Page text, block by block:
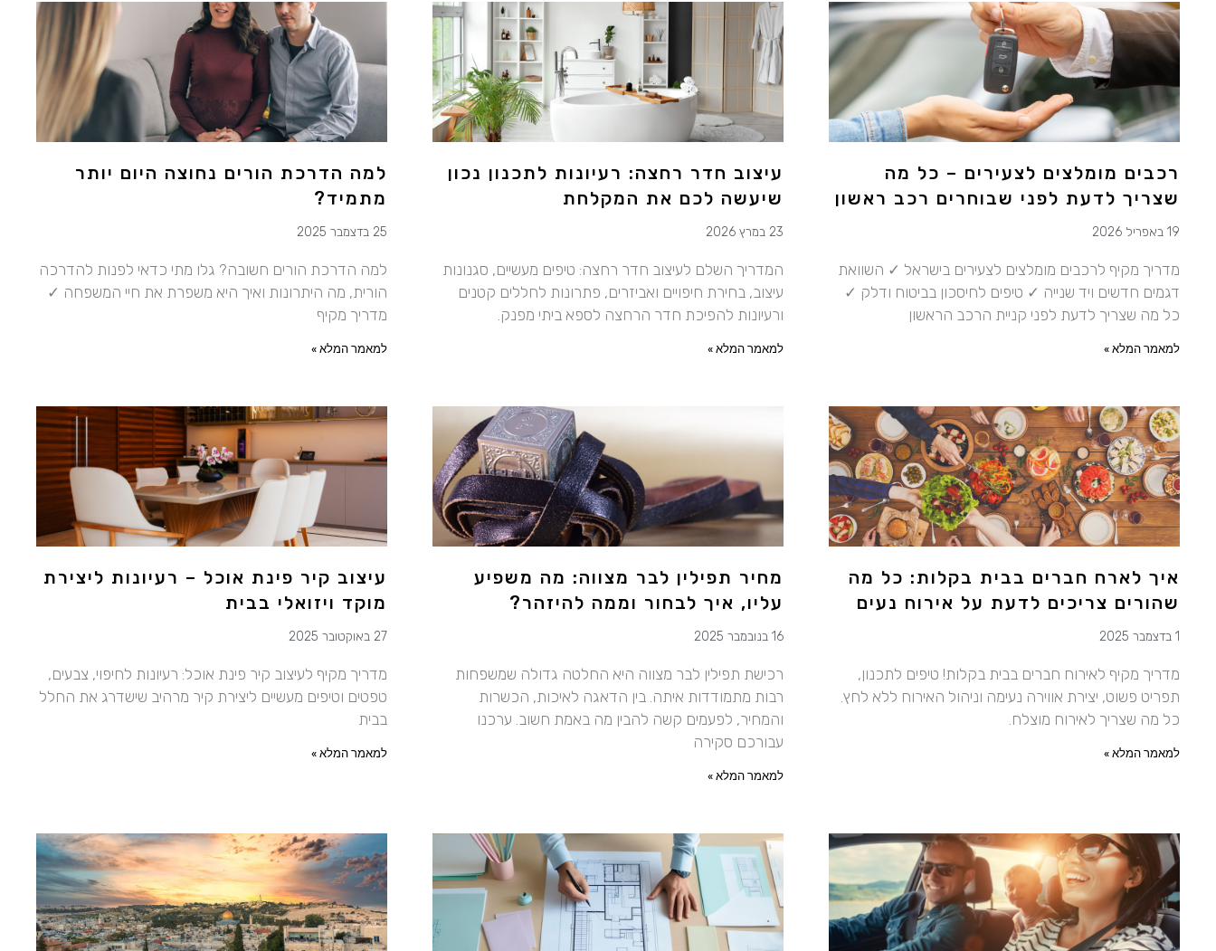
רכבים מומלצים לצעירים – כל מה
שצריך לדעת לפני שבוחרים רכב ראשון
19 באפריל 2026
מדריך מקיף לרכבים מומלצים לצעירים בישראל ✓ השוואת
דגמים חדשים ויד שנייה ✓ טיפים לחיסכון בביטוח ודלק ✓
כל מה שצריך לדעת לפני קניית הרכב הראשון
למאמר המלא »
עיצוב חדר רחצה: רעיונות לתכנון נכון
שיעשה לכם את המקלחת
23 במרץ 2026
המדריך השלם לעיצוב חדר רחצה: טיפים מעשיים, סגנונות
עיצוב, בחירת חיפויים ואביזרים, פתרונות לחללים קטנים
ורעיונות להפיכת חדר הרחצה לספא ביתי מפנק.
למאמר המלא »
למה הדרכת הורים נחוצה היום יותר
מתמיד?
25 בדצמבר 2025
למה הדרכת הורים חשובה? גלו מתי כדאי לפנות להדרכה
הורית, מה היתרונות ואיך היא משפרת את חיי המשפחה ✓
מדריך מקיף
למאמר המלא »
איך לארח חברים בבית בקלות: כל מה
שהורים צריכים לדעת על אירוח נעים
1 בדצמבר 2025
מדריך מקיף לאירוח חברים בבית בקלות! טיפים לתכנון,
תפריט פשוט, יצירת אווירה נעימה וניהול האירוח ללא לחץ.
כל מה שצריך לאירוח מוצלח.
למאמר המלא »
מחיר תפילין לבר מצווה: מה משפיע
עליו, איך לבחור וממה להיזהר?
16 בנובמבר 2025
רכישת תפילין לבר מצווה היא החלטה גדולה שמשפחות
רבות מתמודדות איתה. בין הדאגה לאיכות, הכשרות
והמחיר, לפעמים קשה להבין מה באמת חשוב. ערכנו
עבורכם סקירה
למאמר המלא »
עיצוב קיר פינת אוכל – רעיונות ליצירת
מוקד ויזואלי בבית
27 באוקטובר 2025
מדריך מקיף לעיצוב קיר פינת אוכל: רעיונות לחיפוי, צבעים,
טפטים וטיפים מעשיים ליצירת קיר מרהיב שישדרג את החלל
בבית
למאמר המלא »